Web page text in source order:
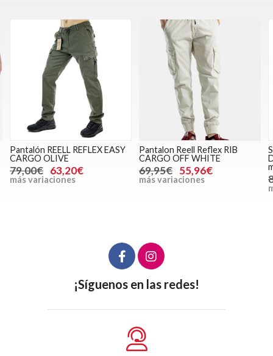
Pantalon Reell Reflex RIB
CARGO OFF WHITE
69,95€ 55,96€
más variaciones
Sudadera TOMMY JEANS
DM0DM20746 MAS cludy
multi
89,90€ 71,92€
¡Síguenos en las redes!